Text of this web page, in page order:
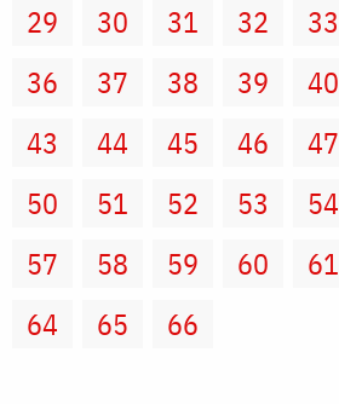
29
30 31 32 33
36
37 38 39 40
43
44 45 46 47
50
51 52 53 54
57
58 59 60 61
64
65 66